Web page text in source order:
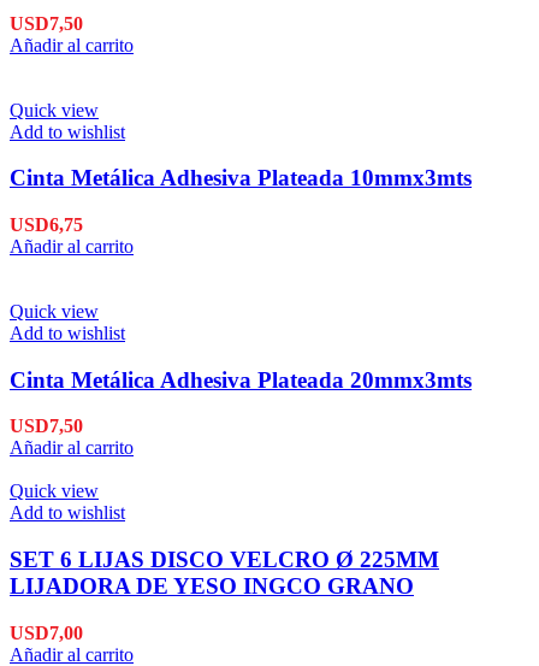
USD7,50
Añadir al carrito
Quick view
Add to wishlist
Cinta Metálica Adhesiva Plateada 10mmx3mts
USD6,75
Añadir al carrito
Quick view
Add to wishlist
Cinta Metálica Adhesiva Plateada 20mmx3mts
USD7,50
Añadir al carrito
Quick view
Add to wishlist
SET 6 LIJAS DISCO VELCRO Ø 225MM
LIJADORA DE YESO INGCO GRANO
USD7,00
Añadir al carrito